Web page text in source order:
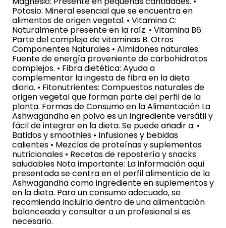
Potasio: Mineral esencial que se encuentra en
alimentos de origen vegetal. • Vitamina C:
Naturalmente presente en la raíz. • Vitamina B6:
Parte del complejo de vitaminas B. Otros
Componentes Naturales • Almidones naturales:
Fuente de energía proveniente de carbohidratos
complejos. • Fibra dietética: Ayuda a
complementar la ingesta de fibra en la dieta
diaria. • Fitonutrientes: Compuestos naturales de
origen vegetal que forman parte del perfil de la
planta. Formas de Consumo en la Alimentación La
Ashwagandha en polvo es un ingrediente versátil y
fácil de integrar en la dieta. Se puede añadir a: •
Batidos y smoothies • Infusiones y bebidas
calientes • Mezclas de proteínas y suplementos
nutricionales • Recetas de repostería y snacks
saludables Nota importante: La información aquí
presentada se centra en el perfil alimenticio de la
Ashwagandha como ingrediente en suplementos y
en la dieta. Para un consumo adecuado, se
recomienda incluirla dentro de una alimentación
balanceada y consultar a un profesional si es
necesario.